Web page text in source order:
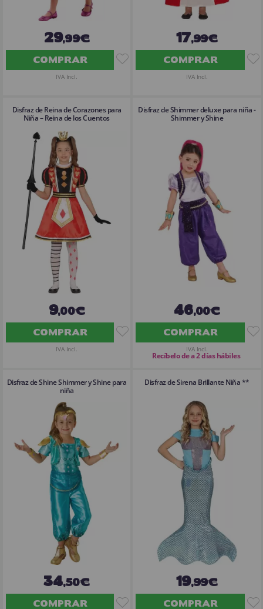
29,99€
COMPRAR
IVA Incl.
17,99€
COMPRAR
IVA Incl.
Disfraz de Reina de Corazones para
Niña – Reina de los Cuentos
9,00€
COMPRAR
IVA Incl.
Disfraz de Shimmer deluxe para niña -
Shimmer y Shine
46,00€
COMPRAR
IVA Incl.
Recíbelo de a 2 días hábiles
Disfraz de Shine Shimmer y Shine para
niña
34,50€
COMPRAR
Disfraz de Sirena Brillante Niña **
19,99€
COMPRAR